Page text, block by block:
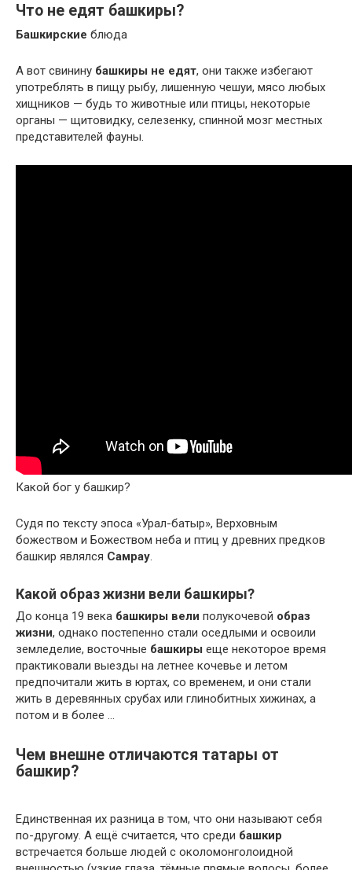
Что не едят башкиры?
Башкирские блюда
А вот свинину башкиры не едят, они также избегают
употреблять в пищу рыбу, лишенную чешуи, мясо любых
хищников — будь то животные или птицы, некоторые
органы — щитовидку, селезенку, спинной мозг местных
представителей фауны.
Какой бог у башкир?
Судя по тексту эпоса «Урал-батыр», Верховным
божеством и Божеством неба и птиц у древних предков
башкир являлся Самрау
Какой образ жизни вели башкиры?
До конца 19 века башкиры вели полукочевой образ
жизни, однако постепенно стали оседлыми и освоили
земледелие, восточные башкиры еще некоторое время
практиковали выезды на летнее кочевье и летом
предпочитали жить в юртах, со временем, и они стали
жить в деревянных срубах или глинобитных хижинах, а
потом и в более …
Чем внешне отличаются татары от
башкир?
Единственная их разница в том, что они называют себя
по-другому. А ещё считается, что среди башкир
встречается больше людей с околомонголоидной